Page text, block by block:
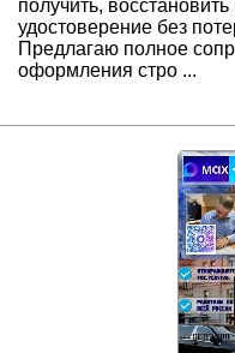
получить,
удостоверение без
Предлагаю полное
оформления стро ...